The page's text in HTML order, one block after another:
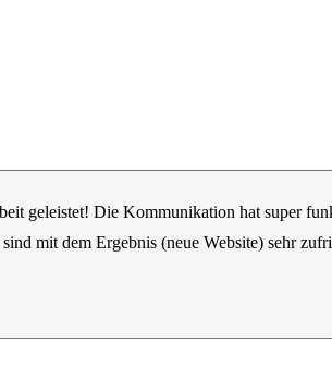
geleistet! Die Kommunikation hat super
mit dem Ergebnis (neue Website) sehr